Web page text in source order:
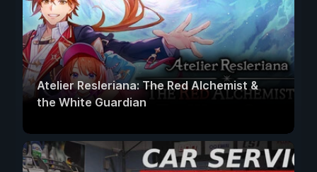
Atelier Resleriana: The Red Alchemist &
the White Guardian